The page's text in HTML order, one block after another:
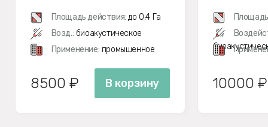
Площадь действия: до 0,4 Га
Возд.: биоакустическое
Применение: промышенное
8500 ₽ В корзину 10000 ₽